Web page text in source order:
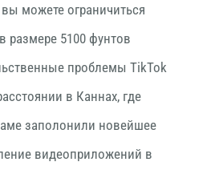
можете ограничиться
размере 5100 фунтов
проблемы TikTok
в Каннах, где
заполонили новейшее
видеоприложений в